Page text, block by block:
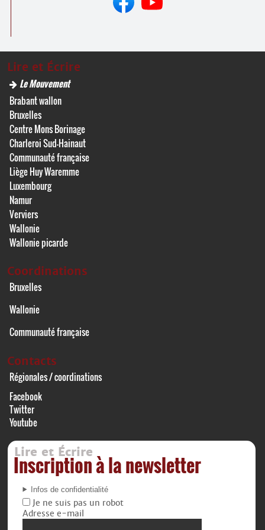
Lire et Écrire
Le Mouvement
Brabant wallon
Bruxelles
Centre Mons Borinage
Charleroi Sud-Hainaut
Communauté française
Liège Huy Waremme
Luxembourg
Namur
Verviers
Wallonie
Wallonie picarde
Coordinations
Bruxelles
Wallonie
Communauté française
Contacts
Régionales / coordinations
Facebook
Twitter
Youtube
Lire et Écrire
Inscription à la newsletter
Infos de confidentialité
Je ne suis pas un robot
Adresse e-mail